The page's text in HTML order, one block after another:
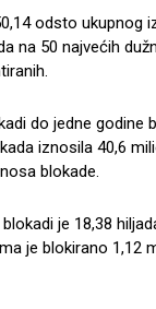
odsto ukupnog
na 50 najvećih
do jedne godine
iznosila 40,6
blokade.
je 18,38
je blokirano 1,12